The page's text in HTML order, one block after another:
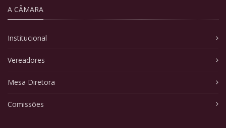
A CÂMARA
Institucional
Vereadores
Mesa Diretora
Comissões